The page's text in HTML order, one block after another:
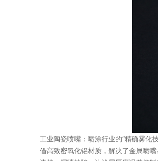
工业陶瓷喷嘴：喷涂行业的“精确雾化
借高致密氧化铝材质，解决了金属喷